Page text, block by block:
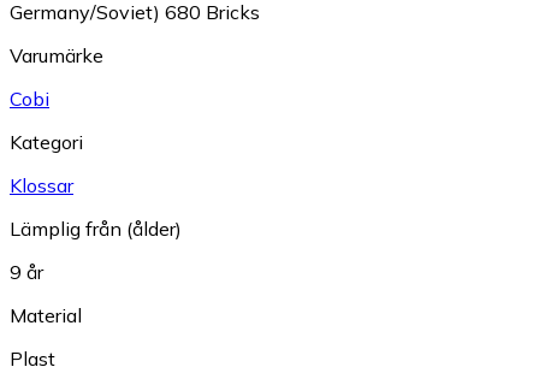
Germany/Soviet) 680 Bricks
Varumärke
Cobi
Kategori
Klossar
Lämplig från (ålder)
9 år
Material
Plast